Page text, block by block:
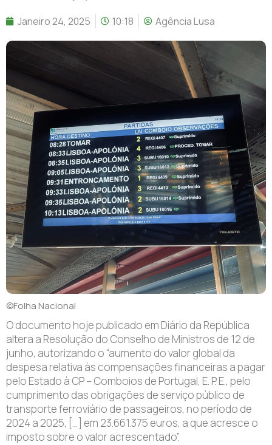
Janeiro 24, 2025 10:18 Agência Lusa
©Folha Nacional
O documento hoje publicado em Diário da República
altera a Resolução do Conselho de Ministros de 12 de
junho, autorizando o “aumento do valor global da
despesa relativa às compensações financeiras a pagar
pelo Estado à CP – Comboios de Portugal, E. P. E., pelo
cumprimento das obrigações de serviço público de
transporte ferroviário de passageiros, no período de
2024 a 2025, […] em 23.661.375 euros, a que acresce o
imposto sobre o valor acrescentado”.